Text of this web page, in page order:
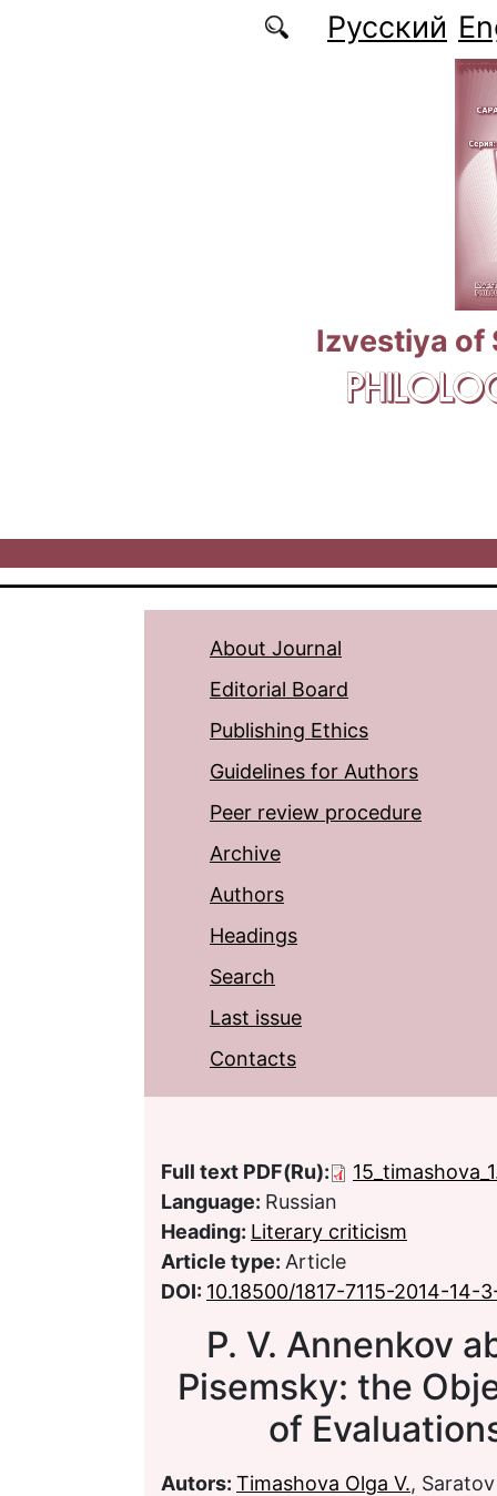
Русский
Izvestiya of
About Journal
Editorial Board
Publishing Ethics
Guidelines for Authors
Peer review procedure
Archive
Authors
Headings
Search
Last issue
Contacts
Full text PDF(Ru):
Language: Russian
Heading: Literary criticism
Article type: Article
DOI: 10.18500/1817-7115-2014-14-
P. V. Annenkov
Pisemsky: the
of
Autors: Timashova Olga V.,